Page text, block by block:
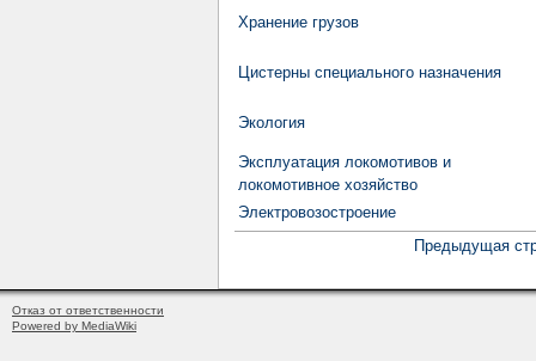
Хранение грузов
Цистерны специального назначения
Экология
Эксплуатация локомотивов и
локомотивное хозяйство
Электровозостроение
Предыдущая
Отказ от ответственности
Powered by MediaWiki